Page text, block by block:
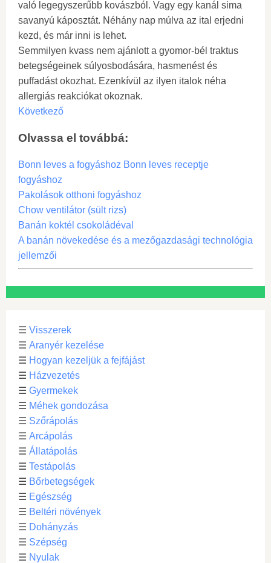
való legegyszerűbb kovászból. Vagy egy kanál sima
savanyú káposztát. Néhány nap múlva az ital erjedni
kezd, és már inni is lehet.
Semmilyen kvass nem ajánlott a gyomor-bél traktus
betegségeinek súlyosbodására, hasmenést és
puffadást okozhat. Ezenkívül az ilyen italok néha
allergiás reakciókat okoznak.
Következő
Olvassa el továbbá:
Bonn leves a fogyáshoz Bonn leves receptje
fogyáshoz
Pakolások otthoni fogyáshoz
Chow ventilátor (sült rizs)
Banán koktél csokoládéval
A banán növekedése és a mezőgazdasági technológia
jellemzői
☰ Visszerek
☰ Aranyér kezelése
☰ Hogyan kezeljük a fejfájást
☰ Házvezetés
☰ Gyermekek
☰ Méhek gondozása
☰ Szőrápolás
☰ Arcápolás
☰ Állatápolás
☰ Testápolás
☰ Bőrbetegségek
☰ Egészség
☰ Beltéri növények
☰ Dohányzás
☰ Szépség
☰ Nyulak